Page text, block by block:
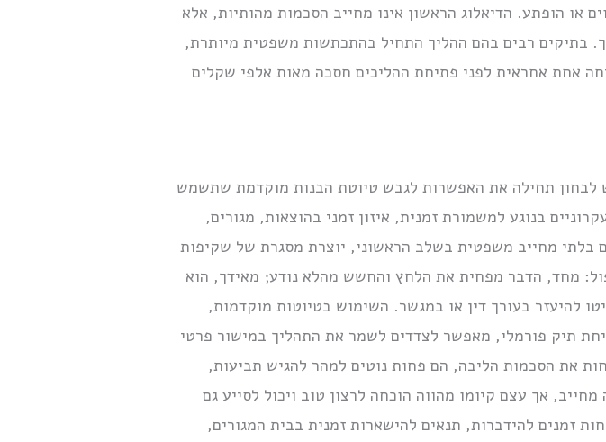
או הופתע. הדיאלוג הראשון אינו מחייב הסכמות מהותיות, אלא
בתיקים רבים בהם ההליך התחיל בהתכתשות משפטית מיותרת,
אחת אחראית לפני פתיחת ההליכים חסכה מאות אלפי שקלים
לבחון תחילה את האפשרות לגבש טיוטת הבנות מוקדמת שתשמש
בנוגע למשמורת זמנית, איזון זמני בהוצאות, מגורים,
בלתי מחייב משפטית בשלב הראשוני, יוצרת מסגרת של שקיפות
מחד, הדבר מפחית את הלחץ והחשש מהלא נודע; מאידך, הוא
להיעזר בעורך דין או במגשר. השימוש בטיוטות מוקדמות,
תיק פורמלי, מאפשר לצדדים לשמר את התהליך במישור פרטי
את הסכמות הליבה, הם פחות נוטים למהר להגיש תביעות,
אך עצם קיומו מהווה הוכחה לרצון טוב ויכול לסייע גם
זמנים להידברות, תנאים להישארות זמנית בבית המגורים,